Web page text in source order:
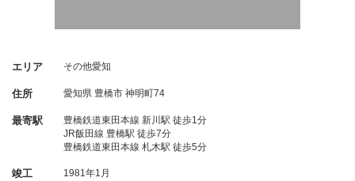
エリア その他愛知
住所 愛知県 豊橋市 神明町74
最寄駅
豊橋鉄道東田本線 新川駅 徒歩1分
JR飯田線 豊橋駅 徒歩7分
豊橋鉄道東田本線 札木駅 徒歩5分
竣工 1981年1月